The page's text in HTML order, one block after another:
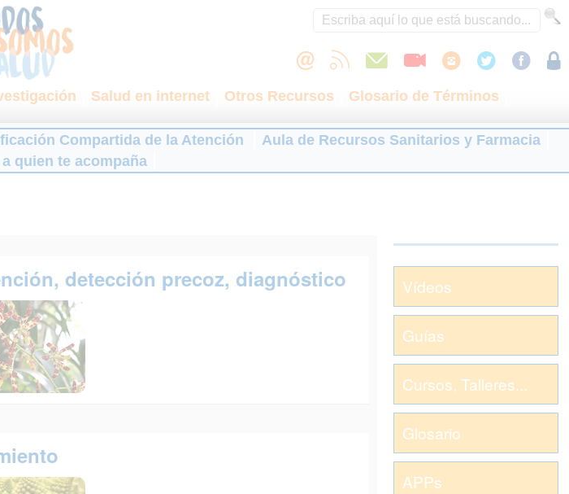
Salud en internet Otros Recursos
Glosario de Términos
Compartida de la Atención
Aula de Recursos Sanitarios y Farmacia
quien te acompaña
detección precoz, diagnóstico Vídeos
Guías
Cursos, Talleres...
Glosario
APPs